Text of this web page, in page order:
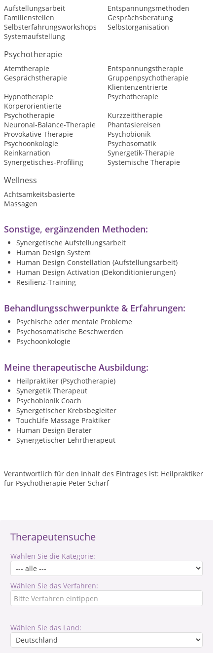
Therapeutensuche
Wählen Sie die Kategorie:
Wählen Sie das Verfahren:
Wählen Sie das Land:
Aufstellungsarbeit
Entspannungsmethoden
Familienstellen
Gesprächsberatung
Selbsterfahrungsworkshops
Selbstorganisation
Systemaufstellung
Psychotherapie
Atemtherapie
Entspannungstherapie
Gesprächstherapie
Gruppenpsychotherapie
Hypnotherapie
Klientenzentrierte
Psychotherapie
Körperorientierte
Psychotherapie
Kurzzeittherapie
Neuronal-Balance-Therapie
Phantasiereisen
Provokative Therapie
Psychobionik
Psychoonkologie
Psychosomatik
Reinkarnation
Synergetik-Therapie
Synergetisches-Profiling
Systemische Therapie
Wellness
Achtsamkeitsbasierte
Massagen
Sonstige, ergänzenden Methoden:
Synergetische Aufstellungsarbeit
Human Design System
Human Design Constellation (Aufstellungsarbeit)
Human Design Activation (Dekonditionierungen)
Resilienz-Training
Behandlungsschwerpunkte & Erfahrungen:
Psychische oder mentale Probleme
Psychosomatische Beschwerden
Psychoonkologie
Meine therapeutische Ausbildung:
Heilpraktiker (Psychotherapie)
Synergetik Therapeut
Psychobionik Coach
Synergetischer Krebsbegleiter
TouchLife Massage Praktiker
Human Design Berater
Synergetischer Lehrtherapeut
Verantwortlich für den Inhalt des Eintrages ist: Heilpraktiker
für Psychotherapie Peter Scharf